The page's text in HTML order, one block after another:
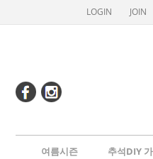
LOGIN JOIN
여름시즌 추석DIY